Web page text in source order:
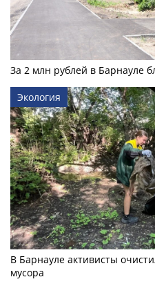
За 2 млн рублей в Барнауле
Экология
В Барнауле активисты
мусора